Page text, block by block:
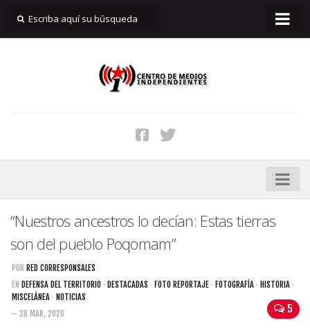
Genocidio
Defensa del Territorio
Xalapan
“Nuestros ancestros lo decían: Estas tierras
son del pueblo Poqomam”
5
POR RED CORRESPONSALES
EN DEFENSA DEL TERRITORIO · DESTACADAS · FOTO REPORTAJE · FOTOGRAFÍA · HISTORIA ·
MISCELÁNEA · NOTICIAS
— 28 MAR, 2026